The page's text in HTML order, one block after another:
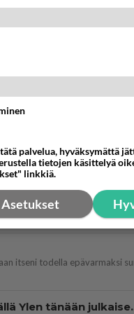
asioita? Nainen
Perussuomalaisten
palvelua, hyväksymättä
tietojen käsittelyä
linkkiä.
Asetukset